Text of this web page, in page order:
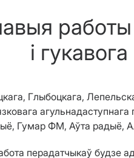
і
Глыбоцкага,
агульнадаступнага
Гумар ФМ, Аўта радыё,
перадатчыкаў будзе